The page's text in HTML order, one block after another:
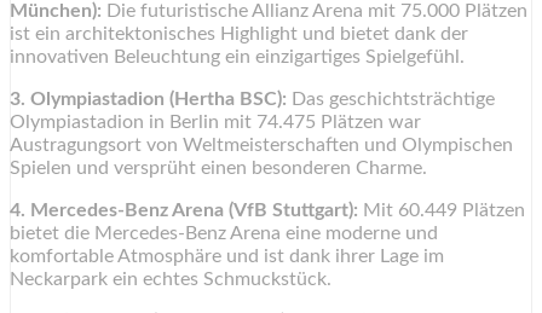
München): Die futuristische Allianz Arena mit 75.000 Plätzen
ist ein architektonisches Highlight und bietet dank der
innovativen Beleuchtung ein einzigartiges Spielgefühl.
3. Olympiastadion (Hertha BSC): Das geschichtsträchtige
Olympiastadion in Berlin mit 74.475 Plätzen war
Austragungsort von Weltmeisterschaften und Olympischen
Spielen und versprüht einen besonderen Charme.
4. Mercedes-Benz Arena (VfB Stuttgart): Mit 60.449 Plätzen
bietet die Mercedes-Benz Arena eine moderne und
komfortable Atmosphäre und ist dank ihrer Lage im
Neckarpark ein echtes Schmuckstück.